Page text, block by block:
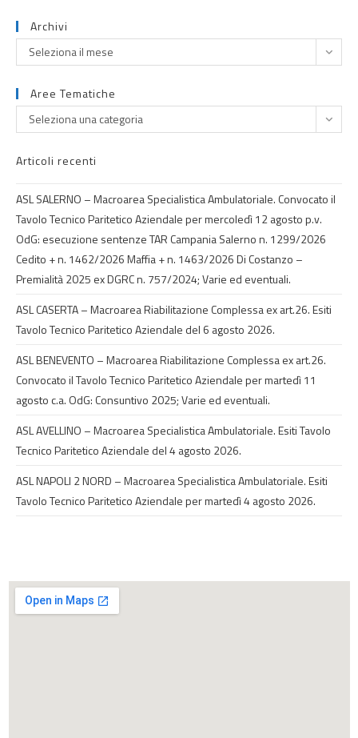
Archivi
Seleziona il mese
Aree Tematiche
Seleziona una categoria
Articoli recenti
ASL SALERNO – Macroarea Specialistica Ambulatoriale. Convocato il
Tavolo Tecnico Paritetico Aziendale per mercoledì 12 agosto p.v.
OdG: esecuzione sentenze TAR Campania Salerno n. 1299/2026
Cedito + n. 1462/2026 Maffia + n. 1463/2026 Di Costanzo –
Premialità 2025 ex DGRC n. 757/2024; Varie ed eventuali.
ASL CASERTA – Macroarea Riabilitazione Complessa ex art.26. Esiti
Tavolo Tecnico Paritetico Aziendale del 6 agosto 2026.
ASL BENEVENTO – Macroarea Riabilitazione Complessa ex art.26.
Convocato il Tavolo Tecnico Paritetico Aziendale per martedì 11
agosto c.a. OdG: Consuntivo 2025; Varie ed eventuali.
ASL AVELLINO – Macroarea Specialistica Ambulatoriale. Esiti Tavolo
Tecnico Paritetico Aziendale del 4 agosto 2026.
ASL NAPOLI 2 NORD – Macroarea Specialistica Ambulatoriale. Esiti
Tavolo Tecnico Paritetico Aziendale per martedì 4 agosto 2026.